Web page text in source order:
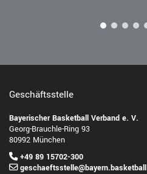
Geschäftsstelle
Bayerischer Basketball Verband e. V.
Georg-Brauchle-Ring 93
80992 München
+49 89 15702-300
geschaeftsstelle@bayern.basketball